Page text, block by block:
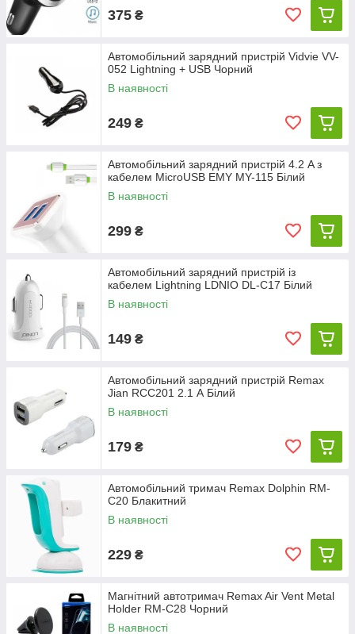
375 ₴
Автомобільний зарядний пристрій Vidvie VV-
052 Lightning + USB Чорний
В наявності
249 ₴
Автомобільний зарядний пристрій 4.2 A з
кабелем MicroUSB EMY MY-115 Білий
В наявності
299 ₴
Автомобільний зарядний пристрій із
кабелем Lightning LDNIO DL-C17 Білий
В наявності
149 ₴
Автомобільний зарядний пристрій Remax
Jian RCC201 2.1 А Білий
В наявності
179 ₴
Автомобільний тримач Remax Dolphin RM-
C20 Блакитний
В наявності
229 ₴
Магнітний автотримач Remax Air Vent Metal
Holder RM-C28 Чорний
В наявності